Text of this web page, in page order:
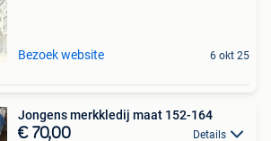
Bezoek website 6 okt 25
Jongens merkkledij maat 152-164
€ 70,00 Details